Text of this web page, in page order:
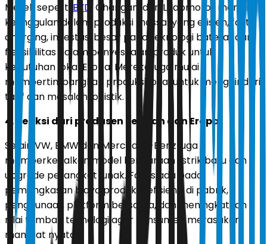
Merek seperti BYD , Changan, dan Leapmotor memiliki
keunggulan dalam produksi massal yang efisien, fast-
charging, investasi besar pada teknologi baterai, dan
fleksibilitas dalam penyesuaian produk untuk
kebutuhan lokal Eropa. Mereka juga mulai
mempertimbangkan produksi lokal untuk menghindari
tarif dan masalah logistik.
4. Reaksi dari produsen Jerman dan Eropa
Selain VW, BMW dan Mercedes-Benz juga
memperkenalkan model kendaraan listrik baru dan
upgrade perangkat lunak. Fokus ada pada
pemangkasan biaya produksi, efisiensi di pabrik,
penggunaan platform bersama, dan meningkatkan
nilai tambah teknologi agar konsumen merasakan
manfaat nyata.